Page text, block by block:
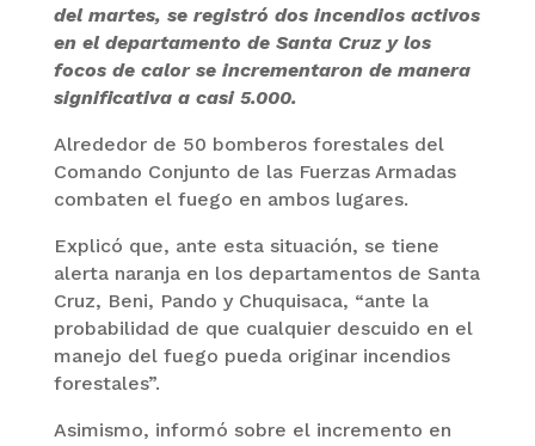
del martes, se registró dos incendios activos
en el departamento de Santa Cruz y los
focos de calor se incrementaron de manera
significativa a casi 5.000.
Alrededor de 50 bomberos forestales del
Comando Conjunto de las Fuerzas Armadas
combaten el fuego en ambos lugares.
Explicó que, ante esta situación, se tiene
alerta naranja en los departamentos de Santa
Cruz, Beni, Pando y Chuquisaca, “ante la
probabilidad de que cualquier descuido en el
manejo del fuego pueda originar incendios
forestales”.
Asimismo, informó sobre el incremento en